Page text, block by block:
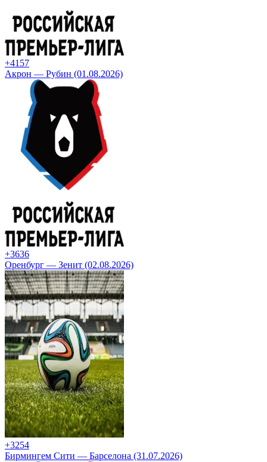
+41 57
Акрон — Рубин (01.08.2026)
+3636
Оренбург — Зенит (02.08.2026)
+3254
Бирмингем Сити — Барселона (31.07.2026)